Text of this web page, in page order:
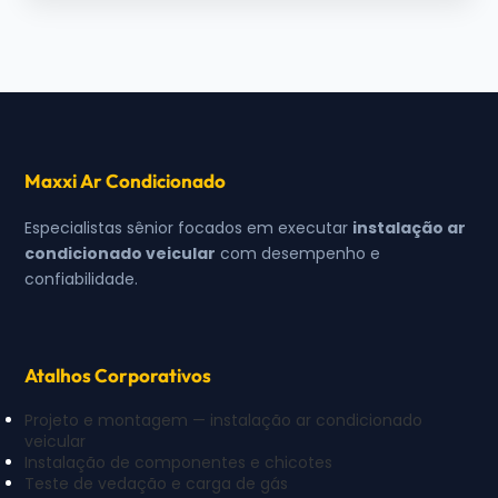
Maxxi Ar Condicionado
Especialistas sênior focados em executar instalação ar
condicionado veicular com desempenho e
confiabilidade.
Atalhos Corporativos
Projeto e montagem — instalação ar condicionado
veicular
Instalação de componentes e chicotes
Teste de vedação e carga de gás